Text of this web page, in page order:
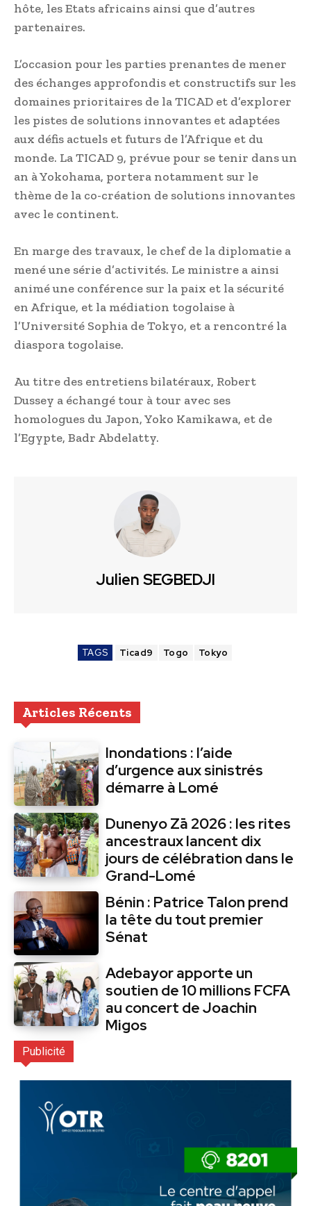
hôte, les Etats africains ainsi que d’autres
partenaires.
L’occasion pour les parties prenantes de mener
des échanges approfondis et constructifs sur les
domaines prioritaires de la TICAD et d’explorer
les pistes de solutions innovantes et adaptées
aux défis actuels et futurs de l’Afrique et du
monde. La TICAD 9, prévue pour se tenir dans un
an à Yokohama, portera notamment sur le
thème de la co-création de solutions innovantes
avec le continent.
En marge des travaux, le chef de la diplomatie a
mené une série d’activités. Le ministre a ainsi
animé une conférence sur la paix et la sécurité
en Afrique, et la médiation togolaise à
l’Université Sophia de Tokyo, et a rencontré la
diaspora togolaise.
Au titre des entretiens bilatéraux, Robert
Dussey a échangé tour à tour avec ses
homologues du Japon, Yoko Kamikawa, et de
l’Egypte, Badr Abdelatty.
Julien SEGBEDJI
TAGS Ticad9 Togo Tokyo
Articles Récents
Inondations : l’aide
d’urgence aux sinistrés
démarre à Lomé
Dunenyo Zā 2026 : les rites
ancestraux lancent dix
jours de célébration dans le
Grand-Lomé
Bénin : Patrice Talon prend
la tête du tout premier
Sénat
Adebayor apporte un
soutien de 10 millions FCFA
au concert de Joachin
Migos
Publicité